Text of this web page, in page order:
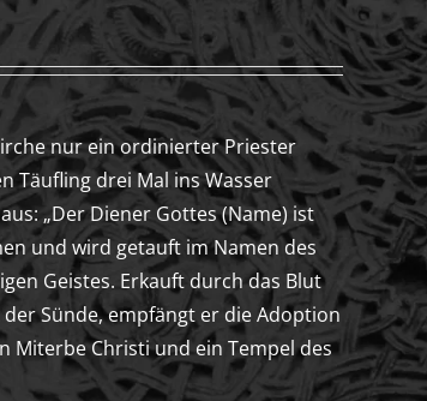
nur ein ordinierter Priester
Täufling drei Mal ins Wasser
„Der Diener Gottes (Name) ist
und wird getauft im Namen des
Geistes. Erkauft durch das Blut
Sünde, empfängt er die Adoption
Miterbe Christi und ein Tempel des